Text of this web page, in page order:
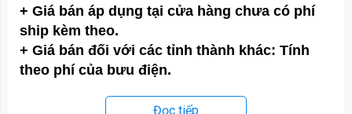
+ Giá bán áp dụng tại cửa hàng chưa có phí
ship kèm theo.
+ Giá bán đối với các tỉnh thành khác: Tính
theo phí của bưu điện.
Đọc tiếp